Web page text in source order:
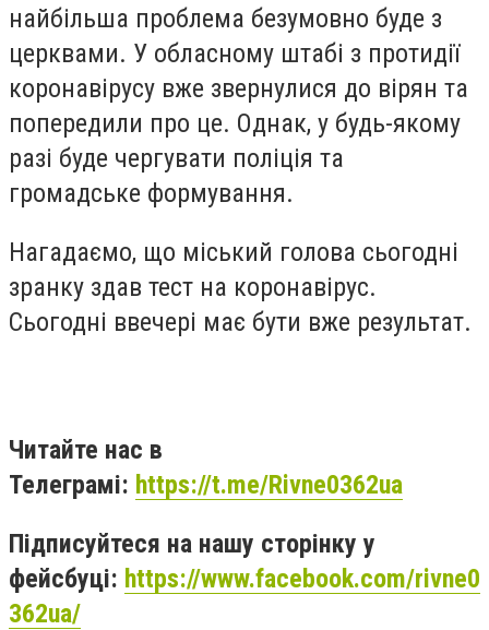
найбільша проблема безумовно буде з
церквами. У обласному штабі з протидії
коронавірусу вже звернулися до вірян та
попередили про це. Однак, у будь-якому
разі буде чергувати поліція та
громадське формування.
Нагадаємо, що міський голова сьогодні
зранку здав тест на коронавірус.
Сьогодні ввечері має бути вже результат.
Читайте нас в
Телеграмі: https://t.me/Rivne0362ua
Підписуйтеся на нашу сторінку у
фейсбуці: https://www.facebook.com/rivne0
362ua/